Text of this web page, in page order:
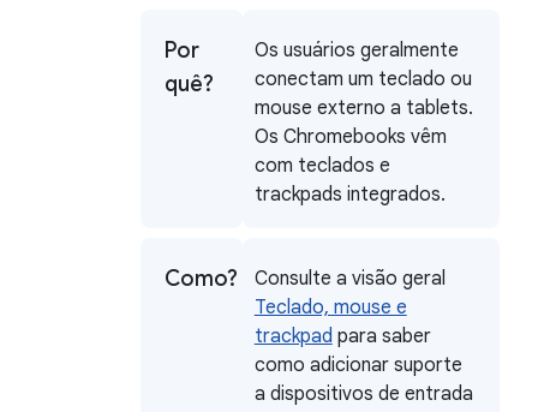
Por
quê?
Os usuários geralmente
conectam um teclado ou
mouse externo a tablets.
Os Chromebooks vêm
com teclados e
trackpads integrados.
Como?
Consulte a visão geral
Teclado, mouse e
trackpad para saber
como adicionar suporte
a dispositivos de entrada